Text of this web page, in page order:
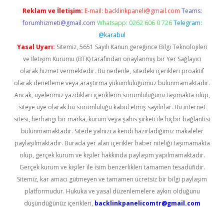
Reklam ve İletişim: E-mail: backlinkpaneli@gmail.com Teams:
forumhizmeti@gmail.com Whatsapp: 0262 606 0 726 Telegram:
@karabul
Yasal Uyarı: Sitemiz, 5651 Sayılı Kanun gereğince Bilgi Teknolojileri
ve İletişim Kurumu (BTK) tarafından onaylanmış bir Yer Sağlayıcı
olarak hizmet vermektedir. Bu nedenle, sitedeki içerikleri proaktif
olarak denetleme veya araştırma yükümlülüğümüz bulunmamaktadır.
Ancak, üyelerimiz yazdıkları içeriklerin sorumluluğunu taşımakta olup,
siteye üye olarak bu sorumluluğu kabul etmiş sayılırlar. Bu internet
sitesi, herhangi bir marka, kurum veya şahıs şirketi ile hiçbir bağlantısı
bulunmamaktadır. Sitede yalnızca kendi hazırladığımız makaleler
paylaşılmaktadır. Burada yer alan içerikler haber niteliği taşımamakta
olup, gerçek kurum ve kişiler hakkında paylaşım yapılmamaktadır.
Gerçek kurum ve kişiler ile isim benzerlikleri tamamen tesadüfidir.
Sitemiz, kar amacı gütmeyen ve tamamen ücretsiz bir bilgi paylaşım
platformudur. Hukuka ve yasal düzenlemelere aykırı olduğunu
düşündüğünüz içerikleri, backlinkpanelicomtr@gmail.com